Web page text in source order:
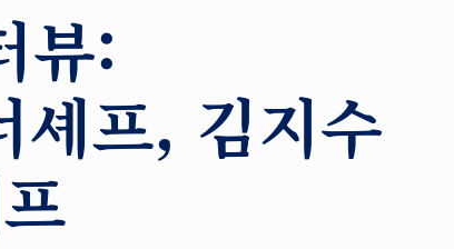
뷰:
셰프, 김지수